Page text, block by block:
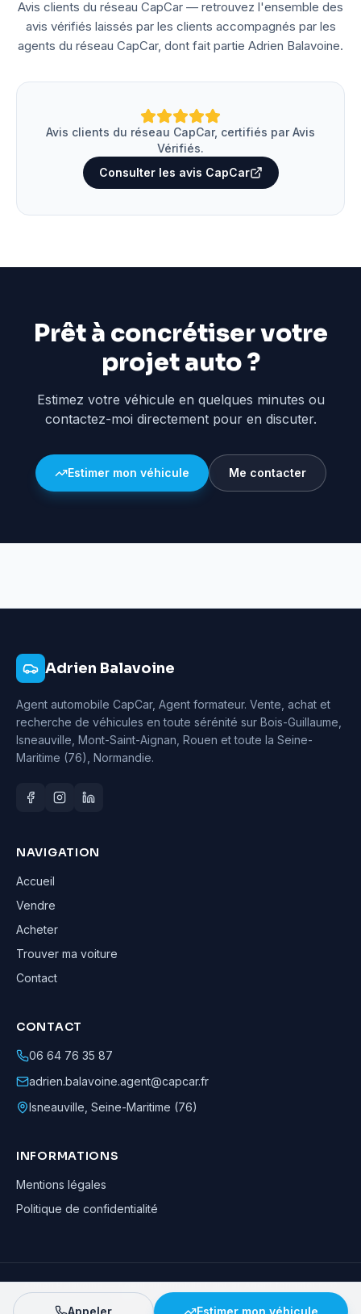
Avis clients du réseau CapCar — retrouvez l'ensemble des
avis vérifiés laissés par les clients accompagnés par les
agents du réseau CapCar, dont fait partie Adrien Balavoine.
Avis clients du réseau CapCar, certifiés par Avis
Vérifiés.
Consulter les avis CapCar
Prêt à concrétiser votre
projet auto ?
Estimez votre véhicule en quelques minutes ou
contactez-moi directement pour en discuter.
Estimer mon véhicule Me contacter
Adrien Balavoine
Agent automobile CapCar, Agent formateur. Vente, achat et
recherche de véhicules en toute sérénité sur Bois-Guillaume,
Isneauville, Mont-Saint-Aignan, Rouen et toute la Seine-
Maritime (76), Normandie.
NAVIGATION
Accueil
Vendre
Acheter
Trouver ma voiture
Contact
CONTACT
06 64 76 35 87
adrien.balavoine.agent@capcar.fr
Isneauville Seine-Maritime (76)
INFORMATIONS
Mentions légales
Politique de confidentialité
Adrien Balavoine—Agent automobile CapCar, Agent formateur· ©
· Tous droits réservés
Appeler Estimer mon véhicule